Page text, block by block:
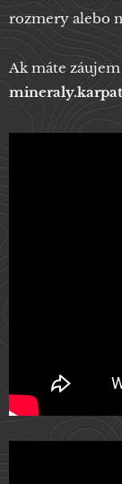
rozmery alebo
Ak máte